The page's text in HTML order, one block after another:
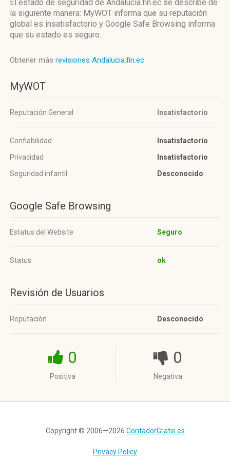
El estado de seguridad de Andalucia.fin.ec se describe de
la siguiente manera: MyWOT informa que su reputación
global es insatisfactorio y Google Safe Browsing informa
que su estado es seguro.
Obtener más revisiones Andalucia.fin.ec
MyWOT
Reputación General Insatisfactorio
Confiabilidad
Insatisfactorio
Privacidad
Insatisfactorio
Seguridad infantil
Desconocido
Google Safe Browsing
Estatus del Website Seguro
Status ok
Revisión de Usuarios
Reputación Desconocido
0
Positiva
0
Negativa
Copyright © 2006—2026 ContadorGratis.es
Privacy Policy